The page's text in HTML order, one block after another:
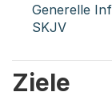
Generelle
SKJV
Ziele